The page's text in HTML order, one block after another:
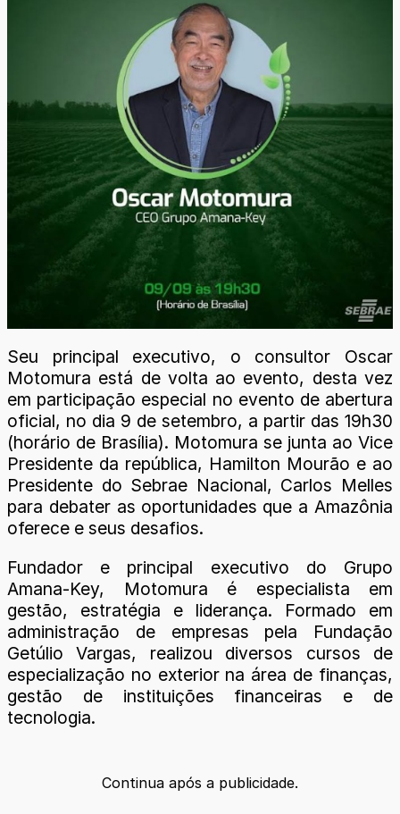
Seu principal executivo, o consultor Oscar
Motomura está de volta ao evento, desta vez
em participação especial no evento de abertura
oficial, no dia 9 de setembro, a partir das 19h30
(horário de Brasília). Motomura se junta ao Vice
Presidente da república, Hamilton Mourão e ao
Presidente do Sebrae Nacional, Carlos Melles
para debater as oportunidades que a Amazônia
oferece e seus desafios.
Fundador e principal executivo do Grupo
Amana-Key, Motomura é especialista em
gestão, estratégia e liderança. Formado em
administração de empresas pela Fundação
Getúlio Vargas, realizou diversos cursos de
especialização no exterior na área de finanças,
gestão de instituições financeiras e de
tecnologia.
Continua após a publicidade.